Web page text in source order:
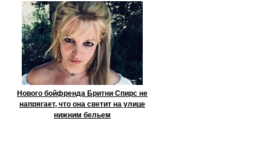
Нового бойфренда Бритни Спирс не
напрягает, что она светит на улице
нижним бельем